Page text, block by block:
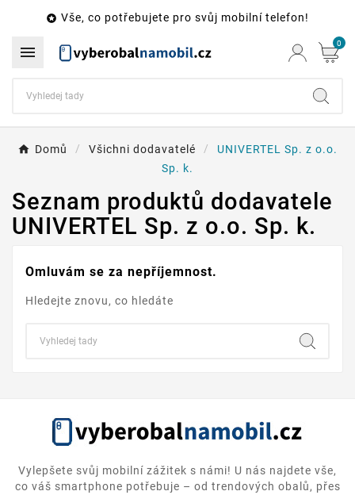
 Vše, co potřebujete pro svůj mobilní telefon!
 0
Domů Všichni dodavatelé
UNIVERTEL Sp. z o.o.
Sp. k.
Seznam produktů dodavatele
UNIVERTEL Sp. z o.o. Sp. k.
Omluvám se za nepříjemnost.
Hledejte znovu, co hledáte
Vylepšete svůj mobilní zážitek s námi! U nás najdete vše,
co váš smartphone potřebuje – od trendových obalů, přes